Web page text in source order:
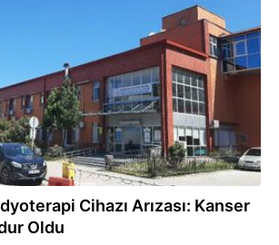
Cihazı Arızası: Kanser
Oldu